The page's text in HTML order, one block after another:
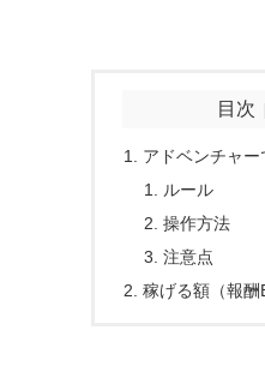
目次
アドベンチャー
ルール
操作方法
注意点
稼げる額（報酬